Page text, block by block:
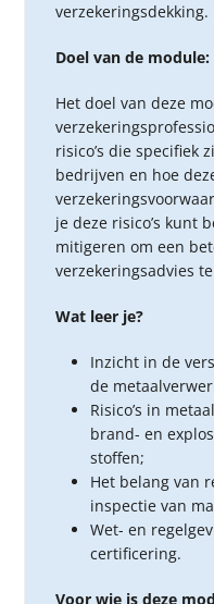
verzekeringsdekking.
Doel van de module:
Het doel van deze
risico’s die specifiek
bedrijven en hoe
je deze risico’s kunt
mitigeren om een
verzekeringsadvies
Wat leer je?
Inzicht in de
de
Risico’s in
brand- en
stoffen;
Het belang van
inspectie van
Wet- en
certificering.
Voor wie is deze